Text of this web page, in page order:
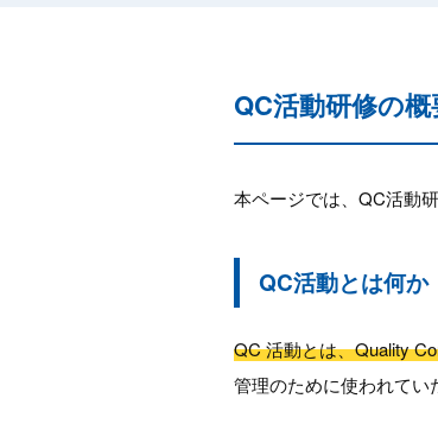
QC活動研修の概
本ページでは、QC活動
QC活動とは何か
QC 活動とは、Quality
管理のために使われてい